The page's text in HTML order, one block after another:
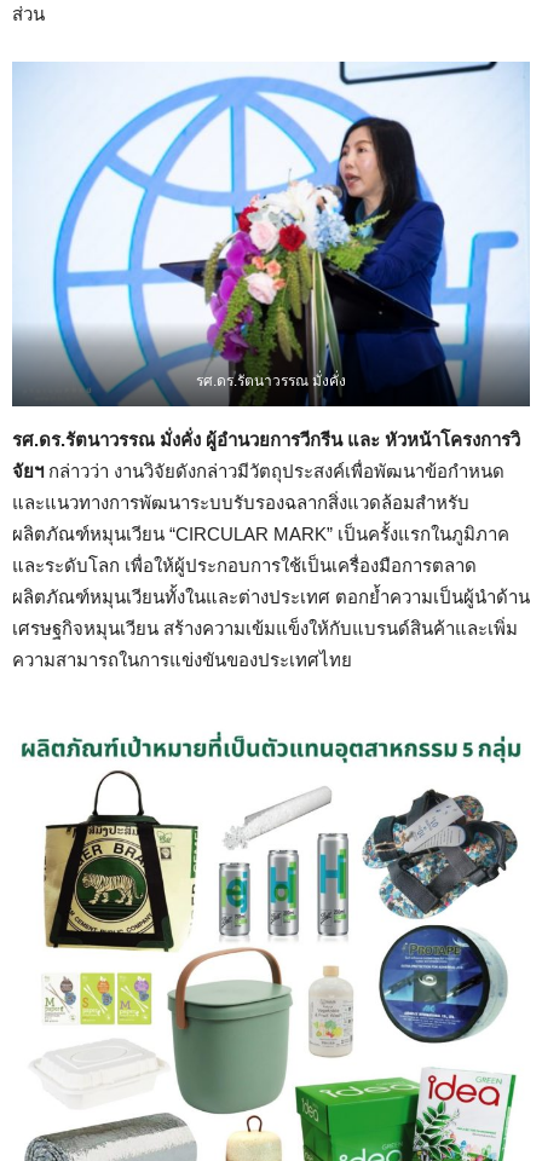
ส่วน
รศ.ดร.รัตนาวรรณ มั่งคั่ง
รศ.ดร.รัตนาวรรณ มั่งคั่ง ผู้อำนวยการวีกรีน และ หัวหน้าโครงการวิ
จัยฯ กล่าวว่า งานวิจัยดังกล่าวมีวัตถุประสงค์เพื่อพัฒนาข้อกำหนด
และแนวทางการพัฒนาระบบรับรองฉลากสิ่งแวดล้อมสำหรับ
ผลิตภัณฑ์หมุนเวียน “CIRCULAR MARK” เป็นครั้งแรกในภูมิภาค
และระดับโลก เพื่อให้ผู้ประกอบการใช้เป็นเครื่องมือการตลาด
ผลิตภัณฑ์หมุนเวียนทั้งในและต่างประเทศ ตอกย้ำความเป็นผู้นำด้าน
เศรษฐกิจหมุนเวียน สร้างความเข้มแข็งให้กับแบรนด์สินค้าและเพิ่ม
ความสามารถในการแข่งขันของประเทศไทย